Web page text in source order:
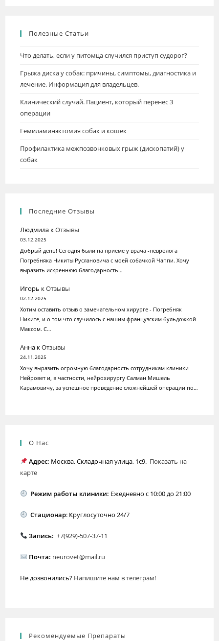
Полезные Статьи
Что делать, если у питомца случился приступ судорог?
Грыжа диска у собак: причины, симптомы, диагностика и
лечение. Информация для владельцев.
Клинический случай. Пациент, который перенес 3
операции
Гемиламинэктомия собак и кошек
Профилактика межпозвонковых грыж (дископатий) у
собак
Последние Отзывы
Людмила кОтзывы
03.12.2025
Добрый день! Сегодня были на приеме у врача -невролога
Погребняка Никиты Руслановича c моей собачкой Чаппи. Хочу
выразить искреннюю благодарность…
Игорь кОтзывы
02.12.2025
Хотим оставить отзыв о замечательном хирурге - Погребняк
Никите, и о том что случилось с нашим французским бульдожкой
Максом. С…
Анна кОтзывы
24.11.2025
Хочу выразить огромную благодарность сотрудникам клиники
Нейровет и, в частности, нейрохирургу Салман Мишель
Карамовичу, за успешное проведение сложнейшей операции по…
О Нас
Адрес: Москва, Складочная улица, 1с9. Показать на
карте
Режим работы клиники: Ежедневно с 10:00 до 21:00
Стационар: Круглосуточно 24/7
Запись: +7(929)-507-37-11
Почта: neurovet@mail.ru
Не дозвонились? Напишите нам в телеграм!
Рекомендуемые Препараты